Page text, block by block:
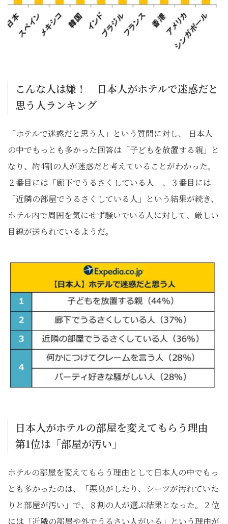
こんな人は嫌！ 日本人がホテルで迷惑だと
思う人ランキング
「ホテルで迷惑だと思う人」という質問に対し、 日本人
の中でもっとも多かった回答は「子どもを放置する親」と
なり、約4割の人が迷惑だと考えていることがわかった。
２番目には「廊下でうるさくしている人」、３番目には
「近隣の部屋でうるさくしている人」という結果が続き、
ホテル内で周囲を気にせず騒いでいる人に対して、厳しい
目線が送られているようだ。
日本人がホテルの部屋を変えてもらう理由
第1位は「部屋が汚い」
ホテルの部屋を変えてもらう理由として日本人の中でもっ
とも多かったのは、「悪臭がしたり、シーツが汚れていた
りと部屋が汚い」で、８割の人が選ぶ結果となった。２位
には「近隣の部屋や外でうるさい人がいる」という理由が